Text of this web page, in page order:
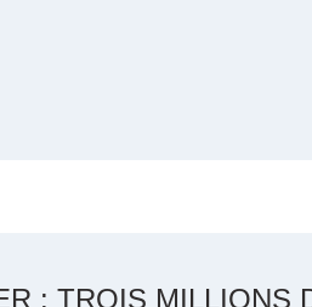
: TROIS MILLIONS